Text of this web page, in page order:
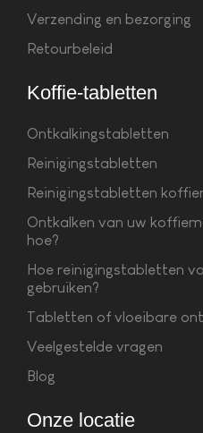
Verzending en bezorging
Retourbeleid
Koffie-tabletten
Ontkalkingstabletten
Reinigingstabletten
Reinigingstabletten
Ontkalken van uw
hoe?
Hoe reinigingstabletten
gebruiken?
Tabletten of vloeibare
Veelgestelde vragen
Blog
Onze locatie